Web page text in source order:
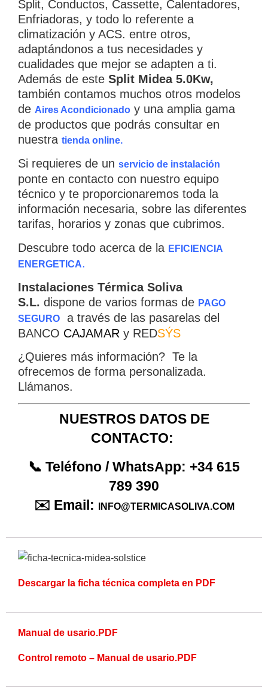
×
CATEGORIAS ▾
Split, Conductos, Cassette, Calentadores,
Enfriadoras, y todo lo referente a
climatización y ACS. entre otros,
adaptándonos a tus necesidades y
cualidades que mejor se adapten a ti.
Además de este Split Midea 5.0Kw,
también contamos muchos otros modelos
de Aires Acondicionado y una amplia gama
de productos que podrás consultar en
nuestra tienda online.
Si requieres de un servicio de instalación
ponte en contacto con nuestro equipo
técnico y te proporcionaremos toda la
información necesaria, sobre las diferentes
tarifas, horarios y zonas que cubrimos.
Descubre todo acerca de la EFICIENCIA
ENERGETICA.
Instalaciones Térmica Soliva
S.L. dispone de varios formas de PAGO
SEGURO
a través de las pasarelas del
BANCO CAJAMAR y REDSÝS
¿Quieres más información? Te la
ofrecemos de forma personalizada.
Llámanos.
NUESTROS DATOS DE
CONTACTO:
📞 Teléfono / WhatsApp: +34 615
789 390
✉️ Email:
INFO@TERMICASOLIVA.COM
Descargar la ficha técnica completa en PDF
Manual de usario.PDF
Control remoto – Manual de usario.PDF